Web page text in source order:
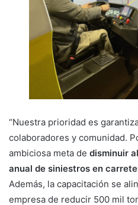
“Nuestra prioridad es
colaboradores y comunidad.
ambiciosa meta de disminuir
anual de siniestros en
Además, la capacitación se
empresa de reducir 500 mil